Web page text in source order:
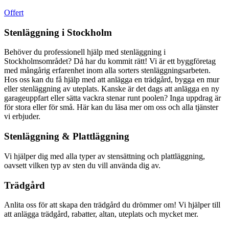
Offert
Stenläggning i Stockholm
Behöver du professionell hjälp med stenläggning i
Stockholmsområdet? Då har du kommit rätt! Vi är ett byggföretag
med mångårig erfarenhet inom alla sorters stenläggningsarbeten.
Hos oss kan du få hjälp med att anlägga en trädgård, bygga en mur
eller stenläggning av uteplats. Kanske är det dags att anlägga en ny
garageuppfart eller sätta vackra stenar runt poolen? Inga uppdrag är
för stora eller för små. Här kan du läsa mer om oss och alla tjänster
vi erbjuder.
Stenläggning & Plattläggning
Vi hjälper dig med alla typer av stensättning och plattläggning,
oavsett vilken typ av sten du vill använda dig av.
Trädgård
Anlita oss för att skapa den trädgård du drömmer om! Vi hjälper till
att anlägga trädgård, rabatter, altan, uteplats och mycket mer.